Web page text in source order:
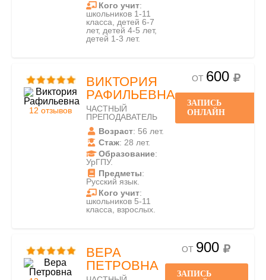
Кого учит:
школьников 1-11
класса, детей 6-7
лет, детей 4-5 лет,
детей 1-3 лет.
12 отзывов
ВИКТОРИЯ
РАФИЛЬЕВНА
ЧАСТНЫЙ
ПРЕПОДАВАТЕЛЬ
Возраст: 56 лет.
Стаж: 28 лет.
Образование:
УрГПУ.
Предметы:
Русский язык.
Кого учит:
школьников 5-11
класса, взрослых.
ОТ 600
ЗАПИСЬ
ОНЛАЙН
ВЕРА
ПЕТРОВНА
ОТ 900
ЗАПИСЬ